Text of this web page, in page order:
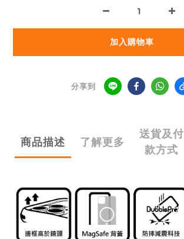
加入購物車
分享到
商品描述 了解更多
送貨及付
款方式